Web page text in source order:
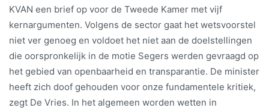
KVAN een brief op voor de Tweede Kamer met vijf
kernargumenten. Volgens de sector gaat het wetsvoorstel
niet ver genoeg en voldoet het niet aan de doelstellingen
die oorspronkelijk in de motie Segers werden gevraagd op
het gebied van openbaarheid en transparantie. De minister
heeft zich doof gehouden voor onze fundamentele kritiek,
zegt De Vries. In het algemeen worden wetten in